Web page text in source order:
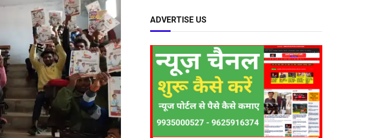
ADVERTISE US